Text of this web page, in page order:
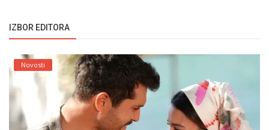
IZBOR EDITORA
Novosti